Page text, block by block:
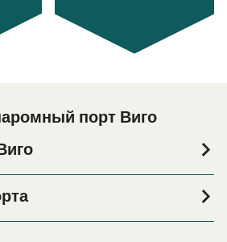
порт Виго
или после вашей поездки, или
проживания на весь период